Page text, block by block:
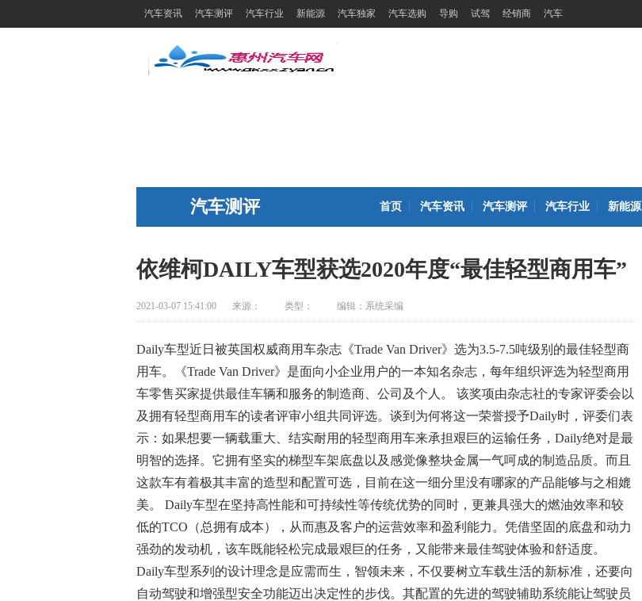
汽车资讯 汽车测评 汽车行业 新能源 汽车独家 汽车选购 导购 试驾 经销商 汽车
汽车测评 首页 汽车资讯 汽车测评 汽车行业 新能源
依维柯DAILY车型获选2020年度“最佳轻型商用车”
2021-03-07 15:41:00 来源： 类型： 编辑：系统采编
Daily车型近日被英国权威商用车杂志《Trade Van Driver》选为3.5-7.5吨级别的最佳轻型商
用车。《Trade Van Driver》是面向小企业用户的一本知名杂志，每年组织评选为轻型商用
车零售买家提供最佳车辆和服务的制造商、公司及个人。 该奖项由杂志社的专家评委会以
及拥有轻型商用车的读者评审小组共同评选。谈到为何将这一荣誉授予Daily时，评委们表
示：如果想要一辆载重大、结实耐用的轻型商用车来承担艰巨的运输任务，Daily绝对是最
明智的选择。它拥有坚实的梯型车架底盘以及感觉像整块金属一气呵成的制造品质。而且
这款车有着极其丰富的造型和配置可选，目前在这一细分里没有哪家的产品能够与之相媲
美。 Daily车型在坚持高性能和可持续性等传统优势的同时，更兼具强大的燃油效率和较
低的TCO（总拥有成本），从而惠及客户的运营效率和盈利能力。凭借坚固的底盘和动力
强劲的发动机，该车既能轻松完成最艰巨的任务，又能带来最佳驾驶体验和舒适度。
Daily车型系列的设计理念是应需而生，智领未来，不仅要树立车载生活的新标准，还要向
自动驾驶和增强型安全功能迈出决定性的步伐。其配置的先进的驾驶辅助系统能让驾驶员